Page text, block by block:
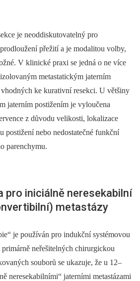
je neoddiskutovatelný pro
přežití a je modalitou volby,
V klinické praxi se jedná o ne více
metastatickým jaterním
ke kurativní resekci. U většiny
jaterním postižením je vyloučena
z důvodu velikosti, lokalizace
postižení nebo nedostatečné funkční
parenchymu.
pro iniciálně neresekabilní
metastázy
je používán pro indukční systémovou
primárně neřešitelných chirurgickou
souborů se ukazuje, že u 12–
neresekabilními“ jaterními metastázami